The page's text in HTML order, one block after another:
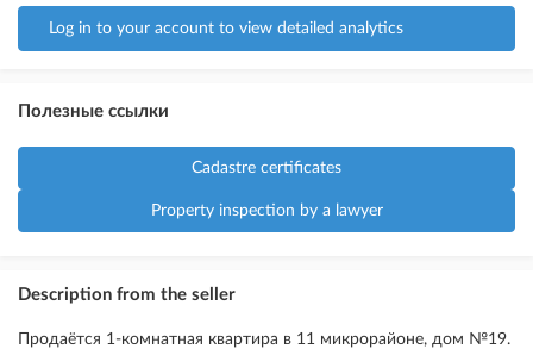
Log in to your account to view detailed analytics
Полезные ссылки
Cadastre certificates
Property inspection by a lawyer
Description from the seller
Продаётся 1-комнатная квартира в 11 микрорайоне, дом №19.